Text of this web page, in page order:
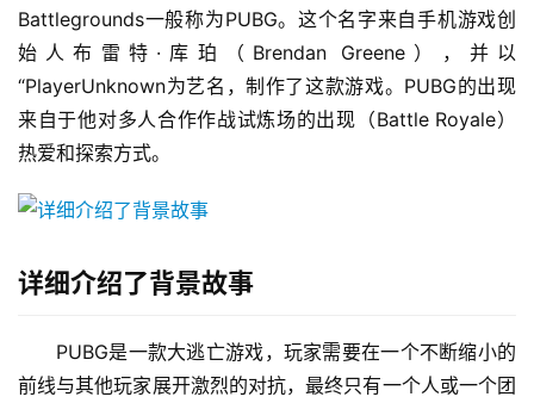
Battlegrounds一般称为PUBG。这个名字来自手机游戏创
始人布雷特·库珀（Brendan Greene），并以
“PlayerUnknown为艺名，制作了这款游戏。PUBG的出现
来自于他对多人合作作战试炼场的出现（Battle Royale）
热爱和探索方式。
详细介绍了背景故事
PUBG是一款大逃亡游戏，玩家需要在一个不断缩小的
前线与其他玩家展开激烈的对抗，最终只有一个人或一个团